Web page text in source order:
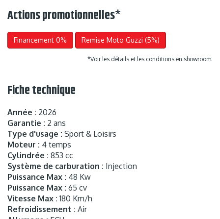
Actions promotionnelles*
Financement 0% Remise Moto Guzzi (5%)
*Voir les détails et les conditions en showroom.
Fiche technique
Année : 2026
Garantie : 2 ans
Type d'usage : Sport & Loisirs
Moteur : 4 temps
Cylindrée : 853 cc
Système de carburation : Injection
Puissance Max : 48 Kw
Puissance Max : 65 cv
Vitesse Max : 180 Km/h
Refroidissement : Air